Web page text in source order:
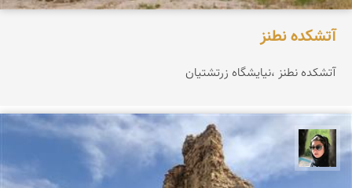
آتشکده نطنز
آتشکده نطنز ،نیایشگاه زرتشتيان
سپیده اصلان